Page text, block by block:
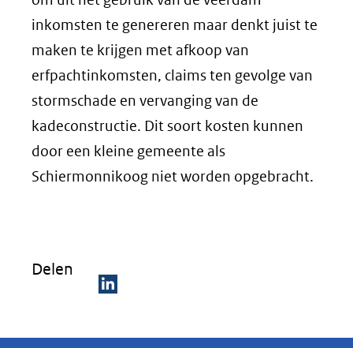
inkomsten te genereren maar denkt juist te
maken te krijgen met afkoop van
erfpachtinkomsten, claims ten gevolge van
stormschade en vervanging van de
kadeconstructie. Dit soort kosten kunnen
door een kleine gemeente als
Schiermonnikoog niet worden opgebracht.
Delen
e